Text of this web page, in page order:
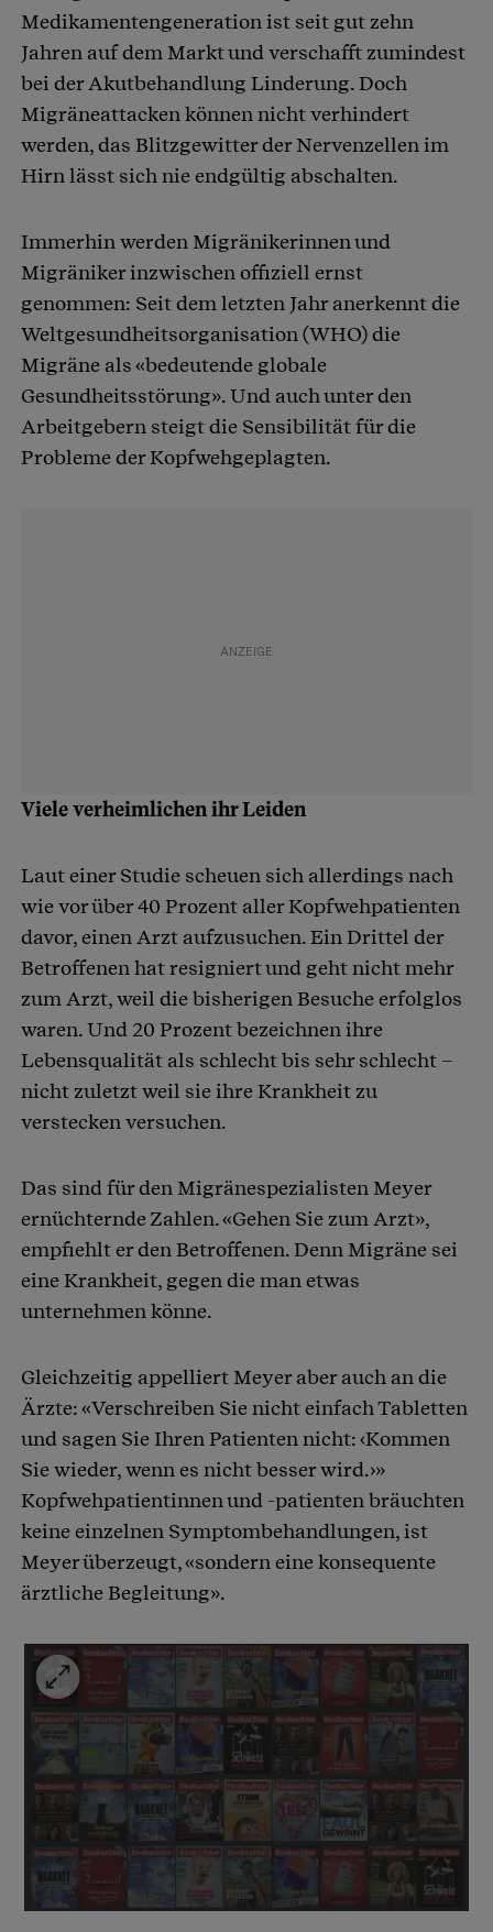
Medikamentengeneration ist seit gut zehn
Jahren auf dem Markt und verschafft zumindest
bei der Akutbehandlung Linderung. Doch
Migräneattacken können nicht verhindert
werden, das Blitzgewitter der Nervenzellen im
Hirn lässt sich nie endgültig abschalten.
Immerhin werden Migränikerinnen und
Migräniker inzwischen offiziell ernst
genommen: Seit dem letzten Jahr anerkennt die
Weltgesundheitsorganisation (WHO) die
Migräne als «bedeutende globale
Gesundheitsstörung». Und auch unter den
Arbeitgebern steigt die Sensibilität für die
Probleme der Kopfwehgeplagten.
Viele verheimlichen ihr Leiden
Laut einer Studie scheuen sich allerdings nach
wie vor über 40 Prozent aller Kopfwehpatienten
davor, einen Arzt aufzusuchen. Ein Drittel der
Betroffenen hat resigniert und geht nicht mehr
zum Arzt, weil die bisherigen Besuche erfolglos
waren. Und 20 Prozent bezeichnen ihre
Lebensqualität als schlecht bis sehr schlecht –
nicht zuletzt weil sie ihre Krankheit zu
verstecken versuchen.
Das sind für den Migränespezialisten Meyer
ernüchternde Zahlen. «Gehen Sie zum Arzt»,
empfiehlt er den Betroffenen. Denn Migräne sei
eine Krankheit, gegen die man etwas
unternehmen könne.
Gleichzeitig appelliert Meyer aber auch an die
Ärzte: «Verschreiben Sie nicht einfach Tabletten
und sagen Sie Ihren Patienten nicht: ‹Kommen
Sie wieder, wenn es nicht besser wird.›»
Kopfwehpatientinnen und -patienten bräuchten
keine einzelnen Symptombehandlungen, ist
Meyer überzeugt, «sondern eine konsequente
ärztliche Begleitung».